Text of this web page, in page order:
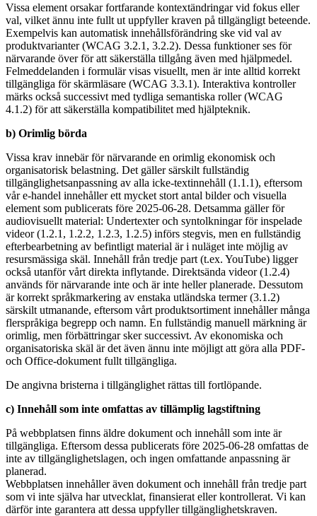
Vissa element orsakar fortfarande kontextändringar vid fokus eller
val, vilket ännu inte fullt ut uppfyller kraven på tillgängligt beteende.
Exempelvis kan automatisk innehållsförändring ske vid val av
produktvarianter (WCAG 3.2.1, 3.2.2). Dessa funktioner ses för
närvarande över för att säkerställa tillgång även med hjälpmedel.
Felmeddelanden i formulär visas visuellt, men är inte alltid korrekt
tillgängliga för skärmläsare (WCAG 3.3.1). Interaktiva kontroller
märks också successivt med tydliga semantiska roller (WCAG
4.1.2) för att säkerställa kompatibilitet med hjälpteknik.
b) Orimlig börda
Vissa krav innebär för närvarande en orimlig ekonomisk och
organisatorisk belastning. Det gäller särskilt fullständig
tillgänglighetsanpassning av alla icke-textinnehåll (1.1.1), eftersom
vår e-handel innehåller ett mycket stort antal bilder och visuella
element som publicerats före 2025-06-28. Detsamma gäller för
audiovisuellt material: Undertexter och syntolkningar för inspelade
videor (1.2.1, 1.2.2, 1.2.3, 1.2.5) införs stegvis, men en fullständig
efterbearbetning av befintligt material är i nuläget inte möjlig av
resursmässiga skäl. Innehåll från tredje part (t.ex. YouTube) ligger
också utanför vårt direkta inflytande. Direktsända videor (1.2.4)
används för närvarande inte och är inte heller planerade. Dessutom
är korrekt språkmarkering av enstaka utländska termer (3.1.2)
särskilt utmanande, eftersom vårt produktsortiment innehåller många
flerspråkiga begrepp och namn. En fullständig manuell märkning är
orimlig, men förbättringar sker successivt. Av ekonomiska och
organisatoriska skäl är det även ännu inte möjligt att göra alla PDF-
och Office-dokument fullt tillgängliga.
De angivna bristerna i tillgänglighet rättas till fortlöpande.
c) Innehåll som inte omfattas av tillämplig lagstiftning
På webbplatsen finns äldre dokument och innehåll som inte är
tillgängliga. Eftersom dessa publicerats före 2025-06-28 omfattas de
inte av tillgänglighetslagen, och ingen omfattande anpassning är
planerad.
Webbplatsen innehåller även dokument och innehåll från tredje part
som vi inte själva har utvecklat, finansierat eller kontrollerat. Vi kan
därför inte garantera att dessa uppfyller tillgänglighetskraven.